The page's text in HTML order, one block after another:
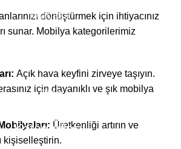
dönüştürmek için ihtiyacınız
sunar. Mobilya kategorilerimiz
Açık hava keyfini zirveye taşıyın.
için dayanıklı ve şık mobilya
Üretkenliği artırın ve
kişiselleştirin.
Mağaza
S.S.S
Blog
Kategoriler